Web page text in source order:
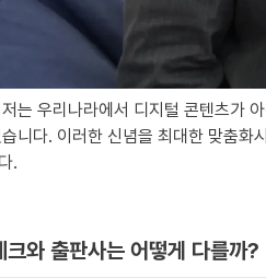
는 우리나라에서 디지털 콘텐츠가
니다. 이러한 신념을 최대한 맞춤화
.
크와 출판사는 어떻게 다를까?